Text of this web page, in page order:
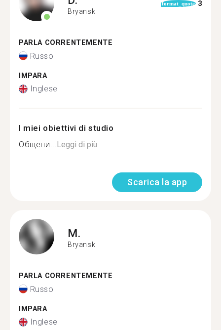
Bryansk
format_quote 3
PARLA CORRENTEMENTE
Russo
IMPARA
Inglese
I miei obiettivi di studio
Общени...Leggi di più
Scarica la app
M.
Bryansk
PARLA CORRENTEMENTE
Russo
IMPARA
Inglese